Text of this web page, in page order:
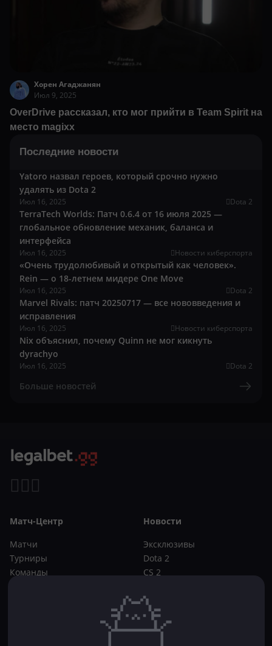
Хорен Агаджанян
Июл 9, 2025
OverDrive рассказал, кто мог прийти в Team Spirit на
место magixx
Последние новости
Yatoro назвал героев, который срочно нужно
удалять из Dota 2
Июл 16, 2025 Dota 2
TerraTech Worlds: Патч 0.6.4 от 16 июля 2025 —
глобальное обновление механик, баланса и
интерфейса
Июл 16, 2025 Новости киберспорта
«Очень трудолюбивый и открытый как человек».
Rein — о 18-летнем мидере One Move
Июл 16, 2025 Dota 2
Marvel Rivals: патч 20250717 — все нововведения и
исправления
Июл 16, 2025 Новости киберспорта
Nix объяснил, почему Quinn не мог кикнуть
dyrachyo
Июл 16, 2025 Dota 2
Больше новостей
Матч-Центр
Матчи
Турниры
Команды
Новости
Эксклюзивы
Dota 2
CS 2
Букмекеры